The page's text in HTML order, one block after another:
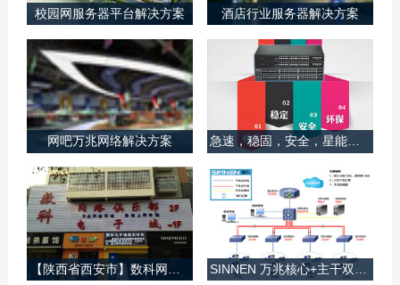
务器...
校园网服务器平台解决方案
行业概述 高校领域应用系统
中，需要提供大量应用服务器
以及一个大容量的存储系统，
集中存储高校各业务以及管
理...
酒店行业服务器解决方案
随着网络及信息化建设的发展
网络终端的应用越来越普遍，
良好的终端、网络及在此平台
上的...
网吧万兆网络解决方案
网吧经过近20 年的发展已如
雨后春笋般覆盖了城市的每个
角落，网吧的规模也从最初的
几台PC，到...
万兆环网方案经过星能公司2
年时间的沉淀及研发试验，目
前已经得到广大网吧的亲睐，
万兆环网方案现在已...